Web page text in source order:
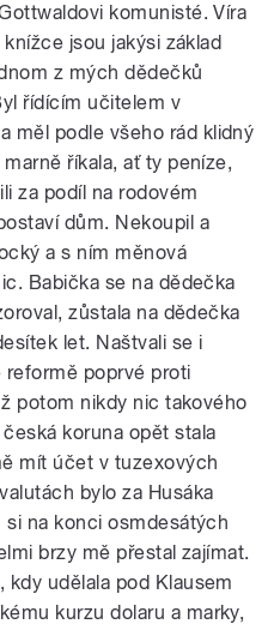
komunisté. Víra
jsou jakýsi základ
z mých dědečků
řídícím učitelem v
měl podle všeho rád klidný
říkala, ať ty peníze,
za podíl na rodovém
dům. Nekoupil a
a s ním měnová
Babička se na dědečka
zůstala na dědečka
let. Naštvali se i
poprvé proti
potom nikdy nic takového
koruna opět stala
mít účet v tuzexových
bylo za Husáka
si na konci osmdesátých
brzy mě přestal zajímat.
kdy udělala pod Klausem
kurzu dolaru a marky,